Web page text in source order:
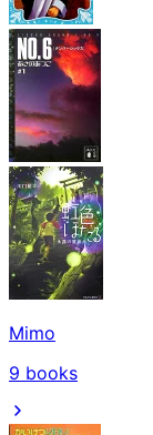
Mimo
9 books